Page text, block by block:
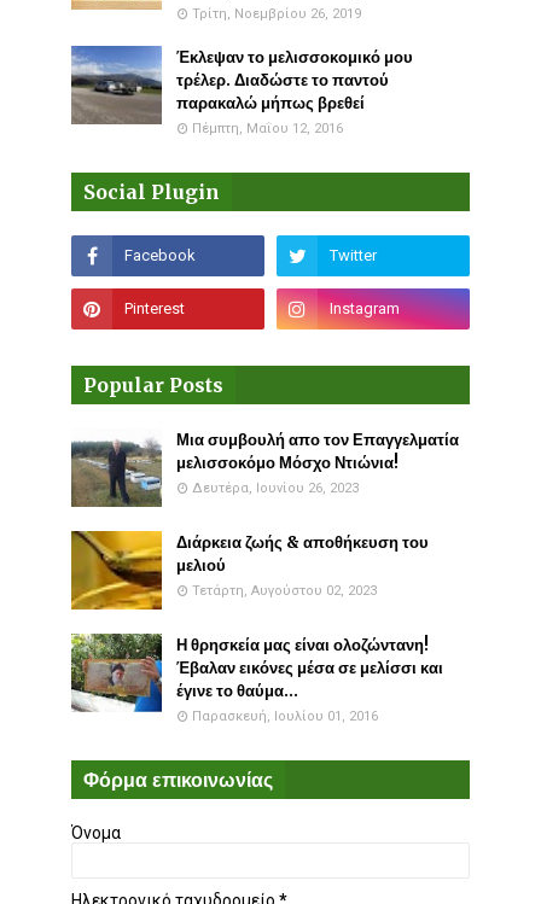
Τρίτη, Νοεμβρίου 26, 2019
Έκλεψαν το μελισσοκομικό μου
τρέλερ. Διαδώστε το παντού
παρακαλώ μήπως βρεθεί
Πέμπτη, Μαΐου 12, 2016
Social Plugin
Popular Posts
Μια συμβουλή απο τον Επαγγελματία
μελισσοκόμο Μόσχο Ντιώνια!
Δευτέρα, Ιουνίου 26, 2023
Διάρκεια ζωής & αποθήκευση του
μελιού
Τετάρτη, Αυγούστου 02, 2023
Η θρησκεία μας είναι ολοζώντανη!
Έβαλαν εικόνες μέσα σε μελίσσι και
έγινε το θαύμα...
Παρασκευή, Ιουλίου 01, 2016
Φόρμα επικοινωνίας
Όνομα
Ηλεκτρονικό ταχυδρομείο *